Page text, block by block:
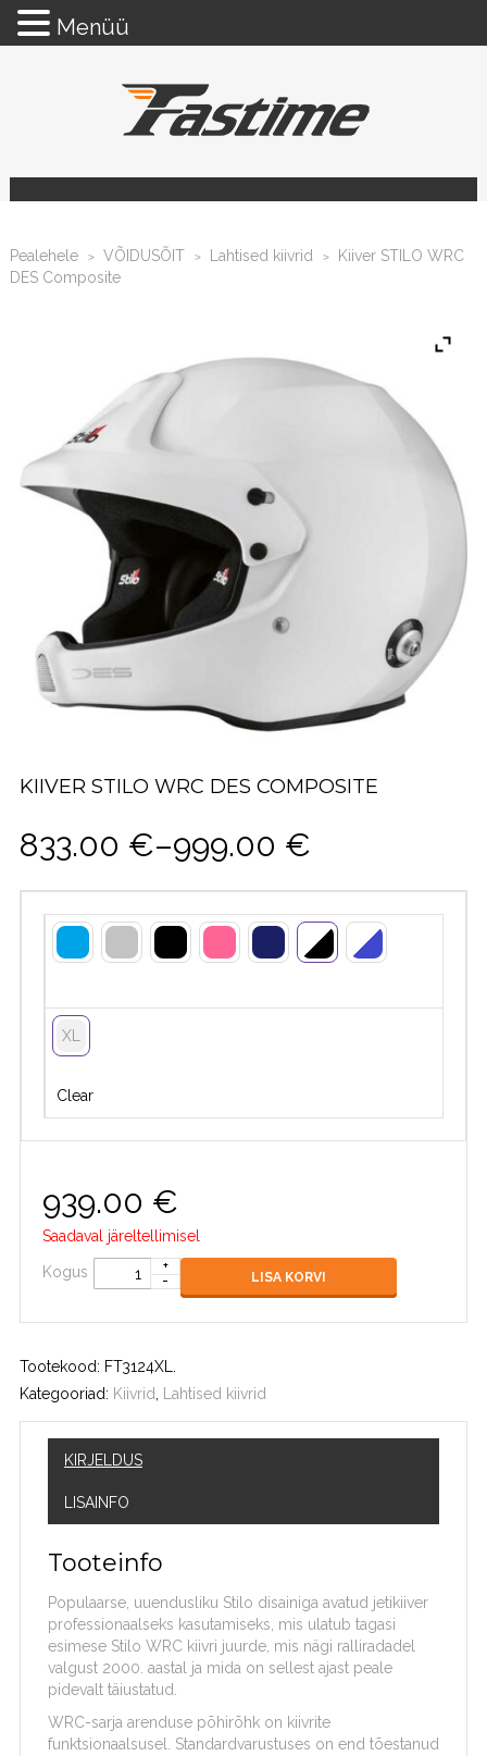
Pealehele > VÕIDUSÕIT > Lahtised kiivrid >
Kiiver STILO WRC
DES Composite
KIIVER STILO WRC DES COMPOSITE
833.00 €–999.00 €
XL
Clear
939.00 €
Saadaval järeltellimisel
Kogus LISA KORVI
Tootekood: FT3124XL
Kategooriad: Kiivrid Lahtised kiivrid
KIRJELDUS
LISAINFO
Tooteinfo
Populaarse, uuendusliku Stilo disainiga avatud jetikiiver
professionaalseks kasutamiseks, mis ulatub tagasi
esimese Stilo WRC kiivri juurde, mis nägi ralliradadel
valgust 2000. aastal ja mida on sellest ajast peale
pidevalt täiustatud.
WRC-sarja arenduse põhirõhk on kiivrite
funktsionaalsusel. Standardvarustuses on end tõestanud
Menüü